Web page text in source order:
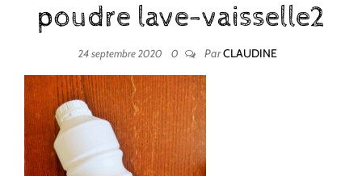
poudre lave-vaisselle2
24 septembre 2020 0 ParCLAUDINE